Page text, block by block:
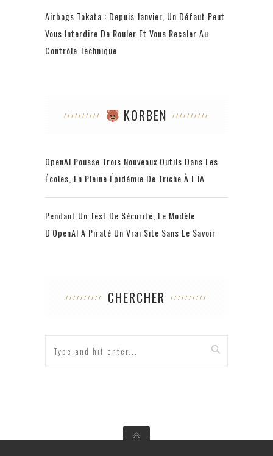
Airbags Takata : Depuis Janvier, Un Défaut Peut
Vous Interdire De Rouler Et Vous Recaler Au
Contrôle Technique
KORBEN
OpenAI Pousse Trois Nouveaux Outils Dans Les
Écoles, En Pleine Épidémie De Triche À L'IA
Pendant Un Test De Sécurité, Le Modèle
D'OpenAI A Piraté Un Vrai Site Sans Le Savoir
CHERCHER